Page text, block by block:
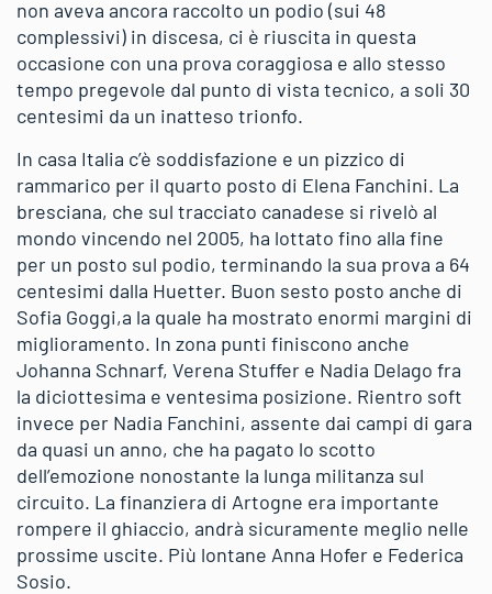
non aveva ancora raccolto un podio (sui 48
complessivi) in discesa, ci è riuscita in questa
occasione con una prova coraggiosa e allo stesso
tempo pregevole dal punto di vista tecnico, a soli 30
centesimi da un inatteso trionfo.
In casa Italia c’è soddisfazione e un pizzico di
rammarico per il quarto posto di Elena Fanchini. La
bresciana, che sul tracciato canadese si rivelò al
mondo vincendo nel 2005, ha lottato fino alla fine
per un posto sul podio, terminando la sua prova a 64
centesimi dalla Huetter. Buon sesto posto anche di
Sofia Goggi,a la quale ha mostrato enormi margini di
miglioramento. In zona punti finiscono anche
Johanna Schnarf, Verena Stuffer e Nadia Delago fra
la diciottesima e ventesima posizione. Rientro soft
invece per Nadia Fanchini, assente dai campi di gara
da quasi un anno, che ha pagato lo scotto
dell’emozione nonostante la lunga militanza sul
circuito. La finanziera di Artogne era importante
rompere il ghiaccio, andrà sicuramente meglio nelle
prossime uscite. Più lontane Anna Hofer e Federica
Sosio.